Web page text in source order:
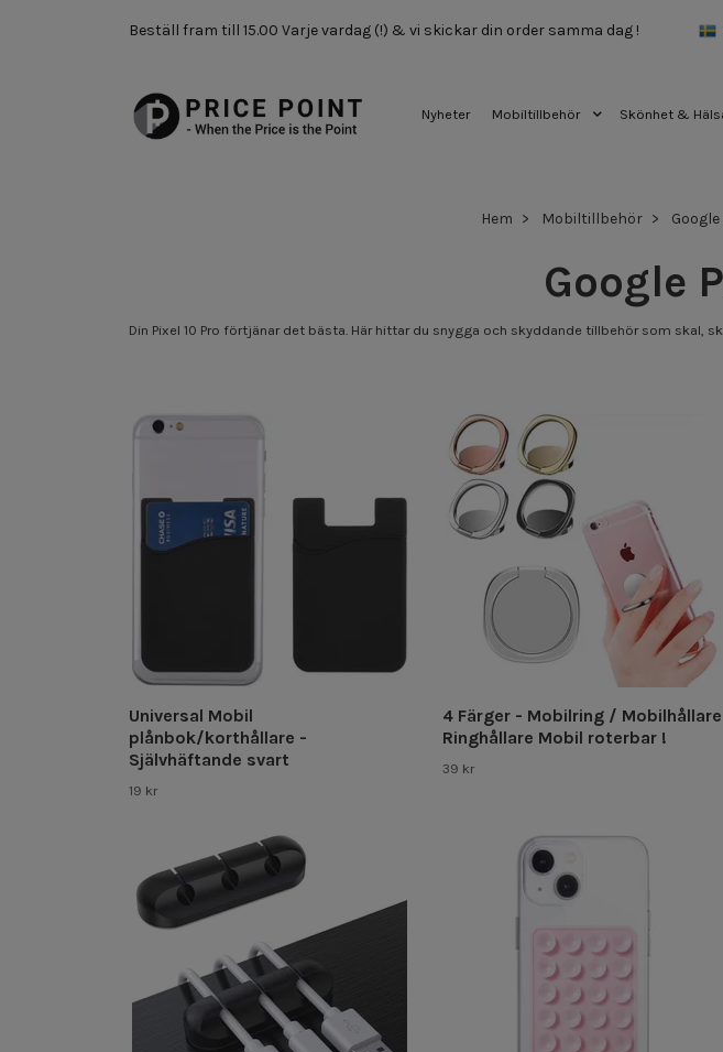
Beställ fram till 15.00 Varje vardag (!) & vi skickar din order samma dag !
Nyheter Mobiltillbehör Skönhet &
Hem Mobiltillbehör
Google
Din Pixel 10 Pro förtjänar det bästa. Här hittar du snygga och skyddande tillbehör som skal,
Universal Mobil
plånbok/korthållare -
Självhäftande svart
19 kr
4 Färger - Mobilring / Mobilhållare
Ringhållare Mobil roterbar !
39 kr